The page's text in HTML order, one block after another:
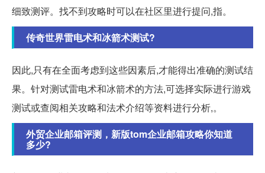
细致测评。找不到攻略时可以在社区里进行提问,指。
传奇世界雷电术和冰箭术测试?
因此,只有在全面考虑到这些因素后,才能得出准确的测试结
果。针对测试雷电术和冰箭术的方法,可选择实际进行游戏
测试或查阅相关攻略和法术介绍等资料进行分析,。
外贸企业邮箱评测，新版tom企业邮箱攻略你知道
多少?